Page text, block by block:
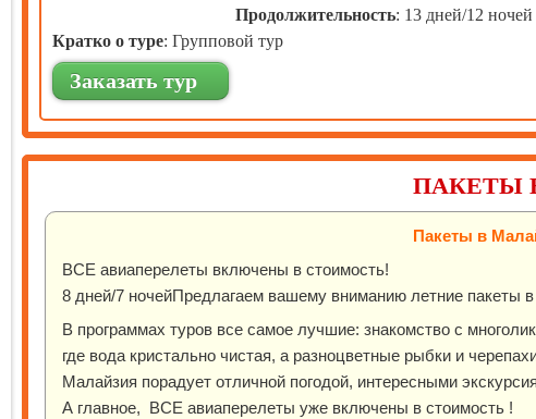
Продолжительность: 13 дней/12 ночей
Кратко о туре: Групповой тур
Заказать тур
ПАКЕТЫ
Пакеты в
ВСЕ авиаперелеты включены в стоимость!
8 дней/7 ночейПредлагаем вашему вниманию летние пакеты
В программах туров все самое лучшие: знакомство с
где вода кристально чистая, а разноцветные рыбки и
Малайзия порадует отличной погодой, интересными
А главное, ВСЕ авиаперелеты уже включены в стоимость !